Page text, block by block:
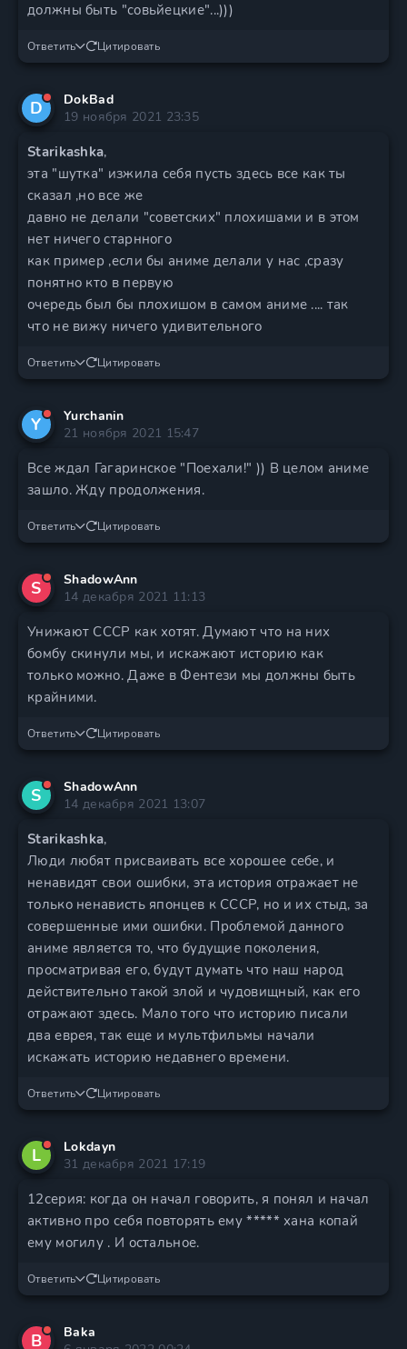
должны быть "совьйецкие"...)))
Ответить Цитировать
D
DokBad
19 ноября 2021 23:35
Starikashka,
эта "шутка" изжила себя пусть здесь все как ты
сказал ,но все же
давно не делали "советских" плохишами и в этом
нет ничего старнного
как пример ,если бы аниме делали у нас ,сразу
понятно кто в первую
очередь был бы плохишом в самом аниме .... так
что не вижу ничего удивительного
Ответить Цитировать
Y
Yurchanin
21 ноября 2021 15:47
Все ждал Гагаринское "Поехали!" )) В целом аниме
зашло. Жду продолжения.
Ответить Цитировать
S
ShadowAnn
14 декабря 2021 11:13
Унижают СССР как хотят. Думают что на них
бомбу скинули мы, и искажают историю как
только можно. Даже в Фентези мы должны быть
крайними.
Ответить Цитировать
S
ShadowAnn
14 декабря 2021 13:07
Starikashka,
Люди любят присваивать все хорошее себе, и
ненавидят свои ошибки, эта история отражает не
только ненависть японцев к СССР, но и их стыд, за
совершенные ими ошибки. Проблемой данного
аниме является то, что будущие поколения,
просматривая его, будут думать что наш народ
действительно такой злой и чудовищный, как его
отражают здесь. Мало того что историю писали
два еврея, так еще и мультфильмы начали
искажать историю недавнего времени.
Ответить Цитировать
L
Lokdayn
31 декабря 2021 17:19
12серия: когда он начал говорить, я понял и начал
активно про себя повторять ему ***** хана копай
ему могилу . И остальное.
Ответить Цитировать
B
Baka